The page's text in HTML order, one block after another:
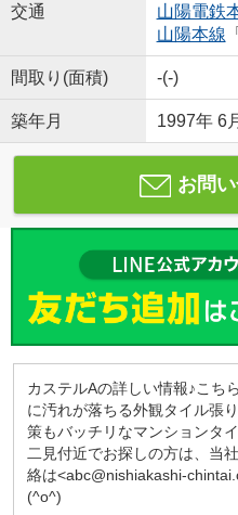
交通
山陽電鉄
山陽本線 「
間取り(面積) -(-)
築年月 1997年 6
お問
カステルAの詳しい情報♪こち
に汚れが落ちる外観タイル張
策もバッチリなマンションタ
二見付近でお探しの方は、当
絡は<abc@nishiakashi-
(^o^)